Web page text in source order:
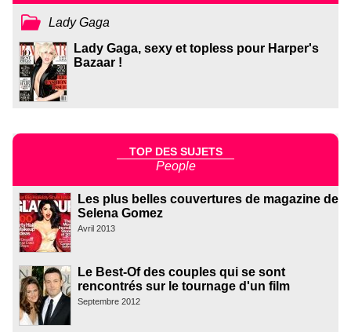
Lady Gaga
Lady Gaga, sexy et topless pour Harper's
Bazaar !
TOP DES SUJETS
People
Les plus belles couvertures de magazine de
Selena Gomez
Avril 2013
Le Best-Of des couples qui se sont
rencontrés sur le tournage d'un film
Septembre 2012